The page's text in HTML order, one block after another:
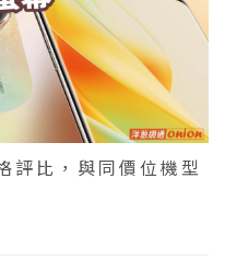
比，與同價位機型